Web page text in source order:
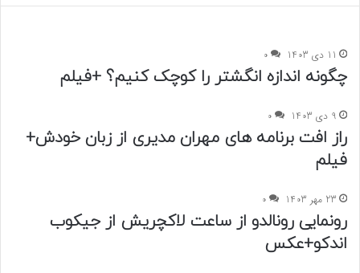
11 دی 1403 0
چگونه اندازه انگشتر را کوچک کنیم؟ +فیلم
9 دی 1403 0
راز افت برنامه های مهران مدیری از زبان خودش+
فیلم
23 مهر 1403 0
رونمایی رونالدو از ساعت لاکچریش از جیکوب‌
اند‌کو+عکس